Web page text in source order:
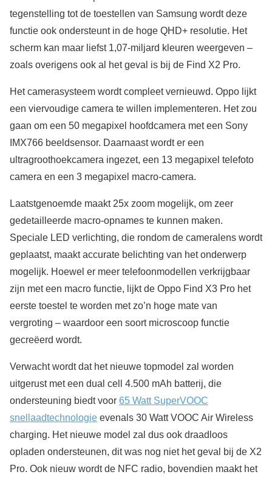
tegenstelling tot de toestellen van Samsung wordt deze
functie ook ondersteunt in de hoge QHD+ resolutie. Het
scherm kan maar liefst 1,07-miljard kleuren weergeven –
zoals overigens ook al het geval is bij de Find X2 Pro.
Het camerasysteem wordt compleet vernieuwd. Oppo lijkt
een viervoudige camera te willen implementeren. Het zou
gaan om een 50 megapixel hoofdcamera met een Sony
IMX766 beeldsensor. Daarnaast wordt er een
ultragroothoekcamera ingezet, een 13 megapixel telefoto
camera en een 3 megapixel macro-camera.
Laatstgenoemde maakt 25x zoom mogelijk, om zeer
gedetailleerde macro-opnames te kunnen maken.
Speciale LED verlichting, die rondom de cameralens wordt
geplaatst, maakt accurate belichting van het onderwerp
mogelijk. Hoewel er meer telefoonmodellen verkrijgbaar
zijn met een macro functie, lijkt de Oppo Find X3 Pro het
eerste toestel te worden met zo’n hoge mate van
vergroting – waardoor een soort microscoop functie
gecreëerd wordt.
Verwacht wordt dat het nieuwe topmodel zal worden
uitgerust met een dual cell 4.500 mAh batterij, die
ondersteuning biedt voor 65 Watt SuperVOOC
snellaadtechnologie evenals 30 Watt VOOC Air Wireless
charging. Het nieuwe model zal dus ook draadloos
opladen ondersteunen, dit was nog niet het geval bij de X2
Pro. Ook nieuw wordt de NFC radio, bovendien maakt het